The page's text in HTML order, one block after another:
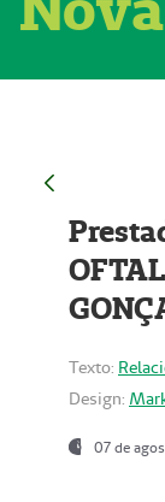
Texto:
Design:
07 de